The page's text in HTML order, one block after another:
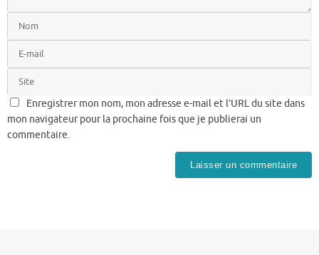
Enregistrer mon nom, mon adresse e-mail et l’URL du site dans
mon navigateur pour la prochaine fois que je publierai un
commentaire.